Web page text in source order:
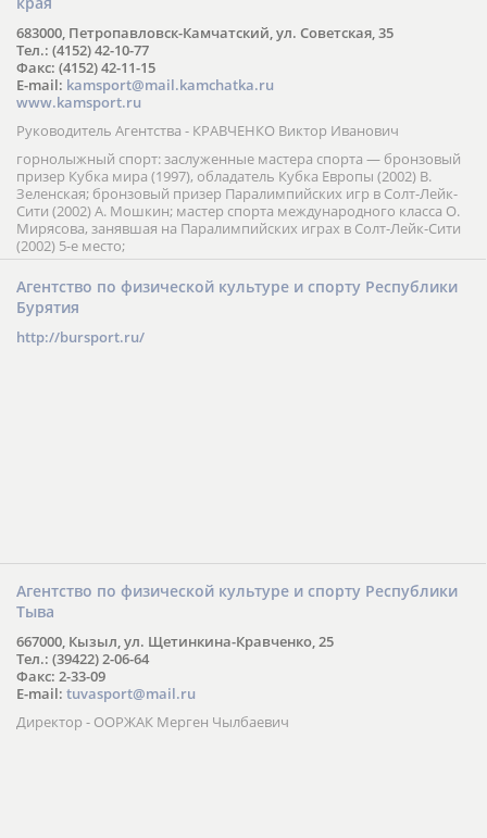
683000, Петропавловск-Камчатский, ул. Советская, 35
Тел.: (4152) 42-10-77
Факс: (4152) 42-11-15
E-mail: kamsport@mail.kamchatka.ru
www.kamsport.ru
Руководитель Агентства - КРАВЧЕНКО Виктор Иванович
горнолыжный спорт: заслуженные мастера спорта — бронзовый
призер Кубка мира (1997), обладатель Кубка Европы (2002) В.
Зеленская; бронзовый призер Паралимпийских игр в Солт-Лейк-
Сити (2002) А. Мошкин; мастер спорта международного класса О.
Мирясова, занявшая на Паралимпийских играх в Солт-Лейк-Сити
(2002) 5-е место;
Агентство по физической культуре и спорту Республики
Бурятия
http://bursport.ru/
Агентство по физической культуре и спорту Республики
Тыва
667000, Кызыл, ул. Щетинкина-Кравченко, 25
Тел.: (39422) 2-06-64
Факс: 2-33-09
E-mail: tuvasport@mail.ru
Директор - ООРЖАК Мерген Чылбаевич